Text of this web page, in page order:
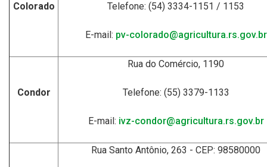
Colorado Telefone: (54) 3334-1151 / 1153
E-mail: pv-colorado@agricultura.rs.gov.br
Condor
Rua do Comércio, 1190
Telefone: (55) 3379-1133
E-mail: ivz-condor@agricultura.rs.gov.br
Rua Santo Antônio, 263 - CEP: 98580000